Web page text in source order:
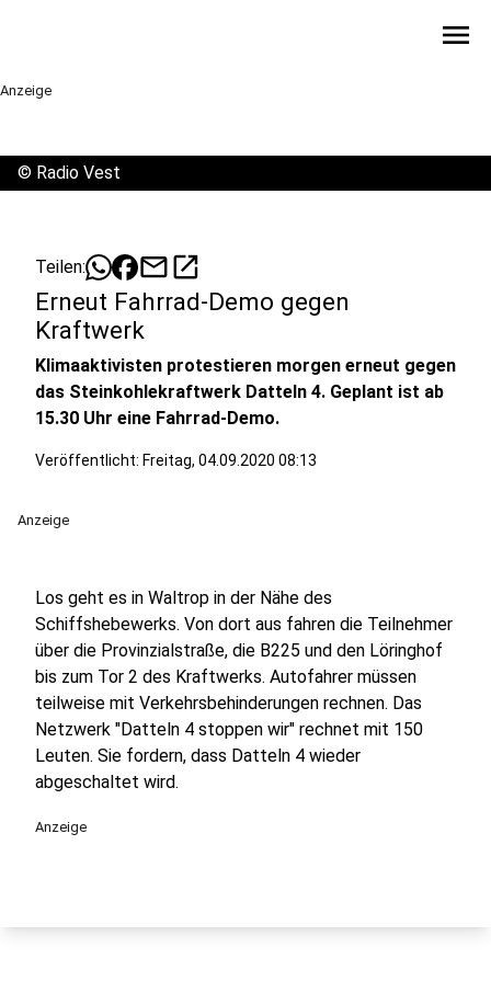
menu
Anzeige
© Radio Vest
Teilen: mailopen_in_new
Erneut Fahrrad-Demo gegen
Kraftwerk
Klimaaktivisten protestieren morgen erneut gegen
das Steinkohlekraftwerk Datteln 4. Geplant ist ab
15.30 Uhr eine Fahrrad-Demo.
Veröffentlicht: Freitag, 04.09.2020 08:13
Anzeige
Los geht es in Waltrop in der Nähe des
Schiffshebewerks. Von dort aus fahren die Teilnehmer
über die Provinzialstraße, die B225 und den Löringhof
bis zum Tor 2 des Kraftwerks. Autofahrer müssen
teilweise mit Verkehrsbehinderungen rechnen. Das
Netzwerk "Datteln 4 stoppen wir" rechnet mit 150
Leuten. Sie fordern, dass Datteln 4 wieder
abgeschaltet wird.
Anzeige